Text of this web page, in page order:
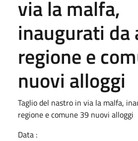
via la malfa,
inaugurati da
regione e
nuovi alloggi
Taglio del nastro in via la malfa,
regione e comune 39 nuovi alloggi
Data :